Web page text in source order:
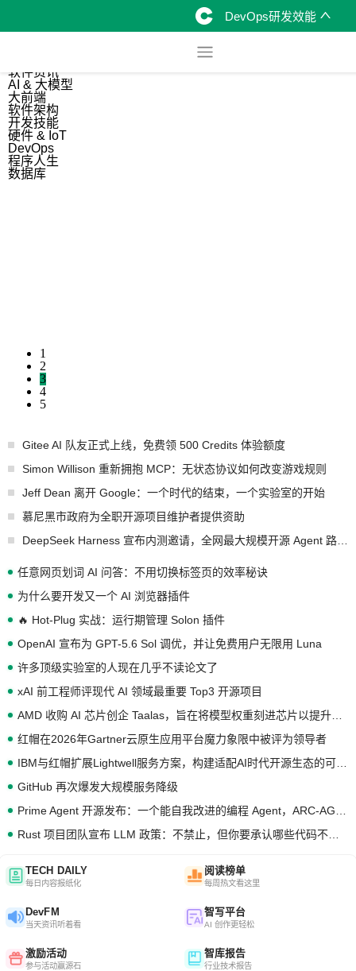
DevOps研发效能
软件资讯
AI & 大模型
大前端
软件架构
开发技能
硬件 & IoT
DevOps
程序人生
数据库
1
2
3
4
5
Gitee AI 队友正式上线，免费领 500 Credits 体验额度
Simon Willison 重新拥抱 MCP：无状态协议如何改变游戏规则
Jeff Dean 离开 Google：一个时代的结束，一个实验室的开始
慕尼黑市政府为全职开源项目维护者提供资助
任意网页划词 AI 问答：不用切换标签页的效率秘诀
为什么要开发又一个 AI 浏览器插件
🔥 Hot-Plug 实战：运行期管理 Solon 插件
OpenAI 宣布为 GPT-5.6 Sol 调优，并让免费用户无限用 Luna
许多顶级实验室的人现在几乎不读论文了
xAI 前工程师评现代 AI 领域最重要 Top3 开源项目
红帽在2026年Gartner云原生应用平台魔力象限中被评为领导者
GitHub 再次爆发大规模服务降级
TECH DAILY
每日内容报纸化
阅读榜单
每周热文看这里
DevFM
当天资讯听着看
智写平台
AI 创作更轻松
激励活动
参与活动赢源石
智库报告
行业技术报告